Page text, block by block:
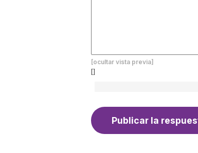
[ocultar vista previa]
[]